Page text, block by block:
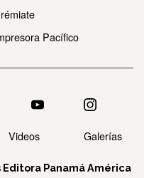
Pacífico
Videos Galerías
Panamá América